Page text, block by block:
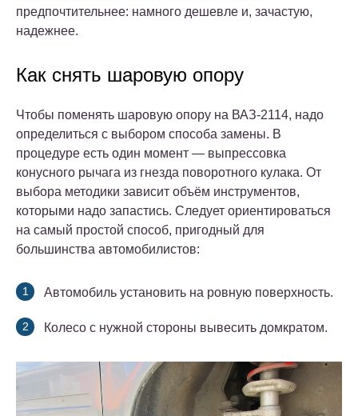
предпочтительнее: намного дешевле и, зачастую,
надежнее.
Как снять шаровую опору
Чтобы поменять шаровую опору на ВАЗ-2114, надо
определиться с выбором способа замены. В
процедуре есть один момент — выпрессовка
конусного рычага из гнезда поворотного кулака. От
выбора методики зависит объём инструментов,
которыми надо запастись. Следует ориентироваться
на самый простой способ, пригодный для
большинства автомобилистов:
Автомобиль установить на ровную поверхность.
Колесо с нужной стороны вывесить домкратом.